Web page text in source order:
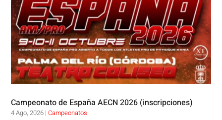
Campeonato de España AECN 2026 (inscripciones)
4 Ago, 2026 |Campeonatos